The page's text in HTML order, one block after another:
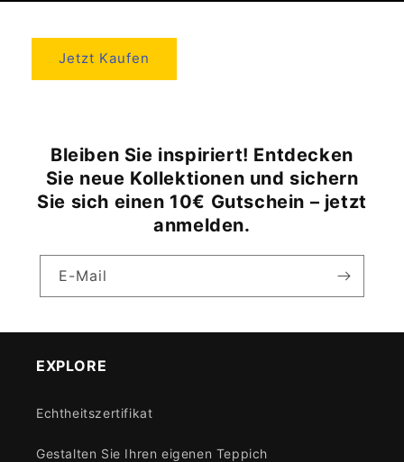
Jetzt Kaufen
Bleiben Sie inspiriert! Entdecken
Sie neue Kollektionen und sichern
Sie sich einen 10€ Gutschein – jetzt
anmelden.
E-Mail
EXPLORE
Echtheitszertifikat
Gestalten Sie Ihren eigenen Teppich